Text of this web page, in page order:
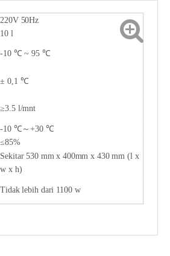
220V 50Hz
10 l
-10 ℃ ~ 95 ℃
± 0,1 ℃
≥3.5 l/mnt
-10 ℃～+30 ℃
≤85%
Sekitar 530 mm x 400mm x 430 mm (l x
w x h)
Tidak lebih dari 1100 w